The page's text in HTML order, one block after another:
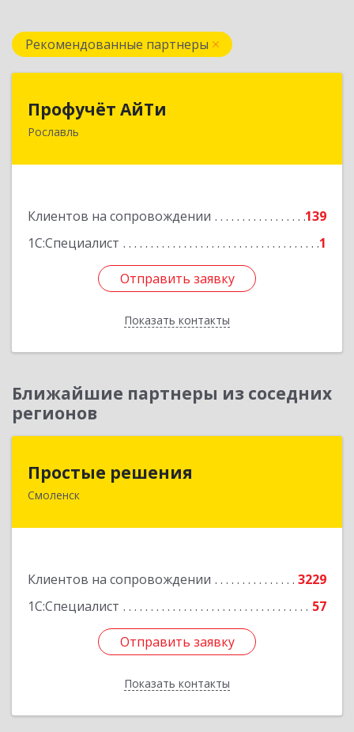
Рекомендованные партнеры
Профучёт АйТи
Рославль
Клиентов на сопровождении
139
1С:Специалист
1
Отправить заявку
Показать контакты
216500, Смоленская обл, Рославльский р-н,
Отправить заявку
Назад
Ближайшие партнеры из соседних
регионов
Простые решения
Смоленск
Клиентов на сопровождении
3229
1С:Специалист
57
Отправить заявку
Показать контакты
214015, Смоленская обл, Смоленск г, Большая
Отправить заявку
Назад